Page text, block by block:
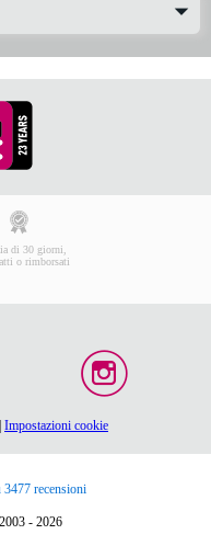
di 30 giorni,
o rimborsati
| Impostazioni cookie
3477 recensioni
- 2026